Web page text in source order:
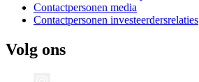
Contactpersonen media
Contactpersonen investeerdersrelaties
Volg ons